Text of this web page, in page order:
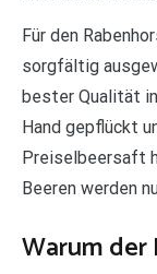
Für den
sorgfältig
bester Qualität
Hand gepflückt
Preiselbeersaft
Beeren werden
Warum der